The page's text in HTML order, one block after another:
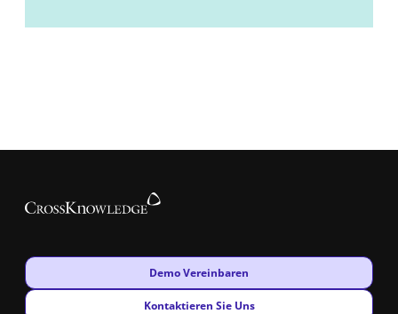
New window
Demo Vereinbaren
New window
Kontaktieren Sie Uns